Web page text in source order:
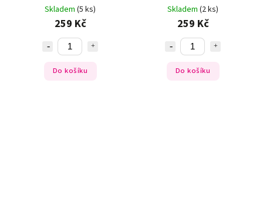
Skladem (5 ks)
259 Kč
Do košíku
Skladem (2 ks)
259 Kč
Do košíku